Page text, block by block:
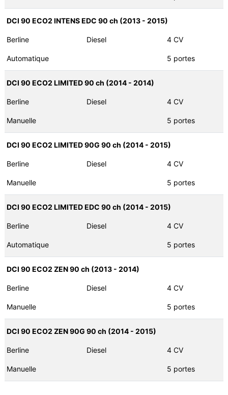
DCI 90 ECO2 INTENS EDC 90 ch (2013 - 2015)
Berline Diesel 4 CV
Automatique 5 portes
DCI 90 ECO2 LIMITED 90 ch (2014 - 2014)
Berline Diesel 4 CV
Manuelle 5 portes
DCI 90 ECO2 LIMITED 90G 90 ch (2014 - 2015)
Berline Diesel 4 CV
Manuelle 5 portes
DCI 90 ECO2 LIMITED EDC 90 ch (2014 - 2015)
Berline Diesel 4 CV
Automatique 5 portes
DCI 90 ECO2 ZEN 90 ch (2013 - 2014)
Berline Diesel 4 CV
Manuelle 5 portes
DCI 90 ECO2 ZEN 90G 90 ch (2014 - 2015)
Berline Diesel 4 CV
Manuelle 5 portes